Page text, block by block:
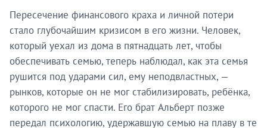
Пересечение финансового краха и личной потери
стало глубочайшим кризисом в его жизни. Человек,
который уехал из дома в пятнадцать лет, чтобы
обеспечивать семью, теперь наблюдал, как эта семья
рушится под ударами сил, ему неподвластных, —
рынков, которые он не мог стабилизировать, ребёнка,
которого не мог спасти. Его брат Альберт позже
передал психологию, удержавшую семью на плаву в те
по развивающимся рынкам.
Подписаться
Позже